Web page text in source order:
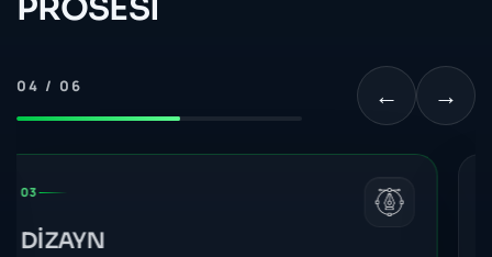
PROSESİ
04 / 06 ← →
04
VEB PROQGRAMLAMA